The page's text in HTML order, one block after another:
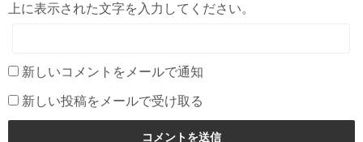
上に表示された文字を入力してください。
新しいコメントをメールで通知
新しい投稿をメールで受け取る